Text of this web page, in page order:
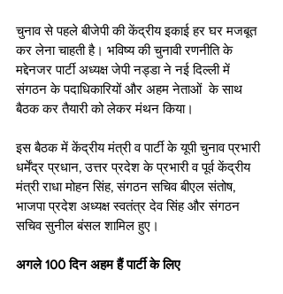
चुनाव से पहले बीजेपी की केंद्रीय इकाई हर घर मजबूत
कर लेना चाहती है। भविष्य की चुनावी रणनीति के
मद्देनजर पार्टी अध्यक्ष जेपी नड्डा ने नई दिल्ली में
संगठन के पदाधिकारियों और अहम नेताओं  के साथ
बैठक कर तैयारी को लेकर मंथन किया।
इस बैठक में केंद्रीय मंत्री व पार्टी के यूपी चुनाव प्रभारी
धर्मेंद्र प्रधान, उत्तर प्रदेश के प्रभारी व पूर्व केंद्रीय
मंत्री राधा मोहन सिंह, संगठन सचिव बीएल संतोष,
भाजपा प्रदेश अध्यक्ष स्वतंत्र देव सिंह और संगठन
सचिव सुनील बंसल शामिल हुए।
अगले 100 दिन अहम हैं पार्टी के लिए